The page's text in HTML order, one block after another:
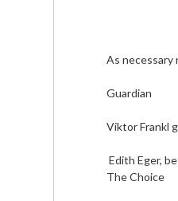
As necessary
Guardian
Viktor Frankl
Edith Eger, bestselling author of
The Choice